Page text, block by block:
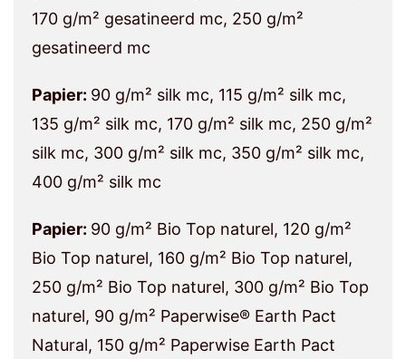
170 g/m² gesatineerd mc, 250 g/m²
gesatineerd mc
Papier: 90 g/m² silk mc, 115 g/m² silk mc,
135 g/m² silk mc, 170 g/m² silk mc, 250 g/m²
silk mc, 300 g/m² silk mc, 350 g/m² silk mc,
400 g/m² silk mc
Papier: 90 g/m² Bio Top naturel, 120 g/m²
Bio Top naturel, 160 g/m² Bio Top naturel,
250 g/m² Bio Top naturel, 300 g/m² Bio Top
naturel, 90 g/m² Paperwise® Earth Pact
Natural, 150 g/m² Paperwise Earth Pact